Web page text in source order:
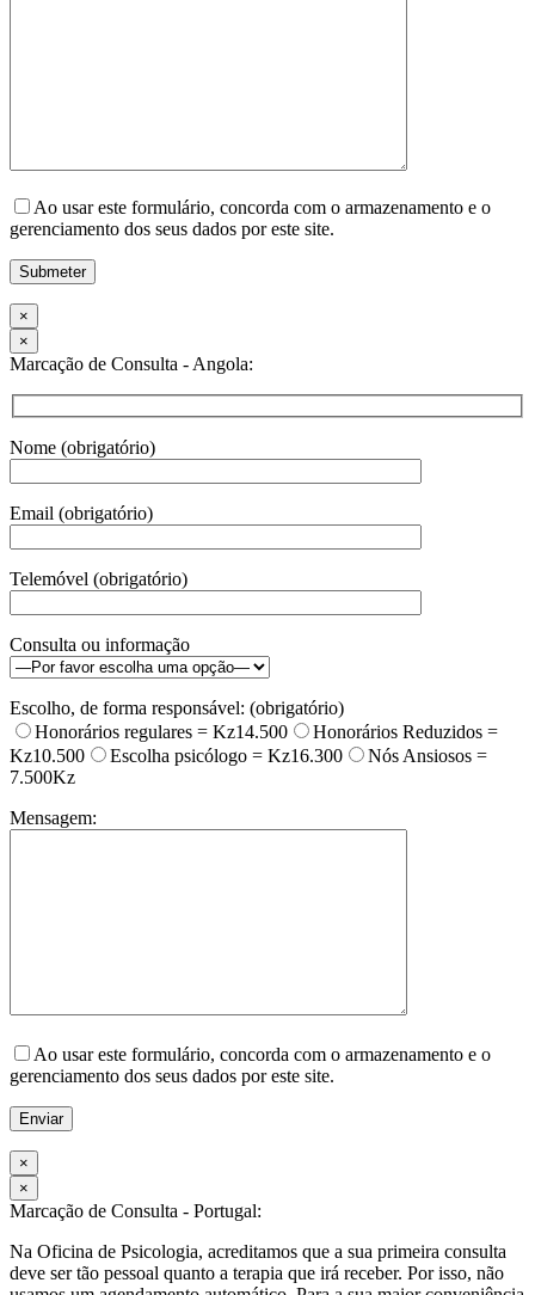
Ao usar este formulário, concorda com o armazenamento e o
gerenciamento dos seus dados por este site.
×
×
Marcação de Consulta - Angola:
Nome (obrigatório)
Email (obrigatório)
Telemóvel (obrigatório)
Consulta ou informação
Escolho, de forma responsável: (obrigatório)
Honorários regulares = Kz14.500
Honorários Reduzidos =
Kz10.500
Escolha psicólogo = Kz16.300
Nós Ansiosos =
7.500Kz
Mensagem:
Ao usar este formulário, concorda com o armazenamento e o
gerenciamento dos seus dados por este site.
×
×
Marcação de Consulta - Portugal:
Na Oficina de Psicologia, acreditamos que a sua primeira consulta
deve ser tão pessoal quanto a terapia que irá receber. Por isso, não